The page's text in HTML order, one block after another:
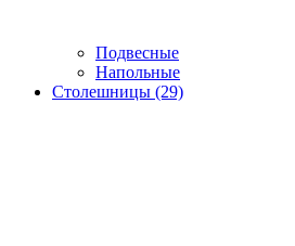
Подвесные
Напольные
Столешницы (29)